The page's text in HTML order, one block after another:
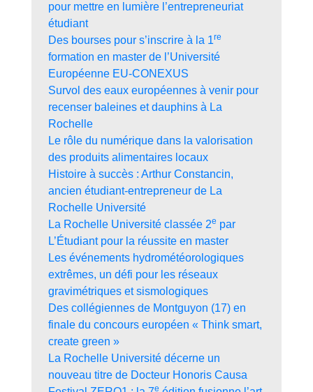
pour mettre en lumière l’entrepreneuriat
étudiant
Des bourses pour s’inscrire à la 1re
formation en master de l’Université
Européenne EU-CONEXUS
Survol des eaux européennes à venir pour
recenser baleines et dauphins à La
Rochelle
Le rôle du numérique dans la valorisation
des produits alimentaires locaux
Histoire à succès : Arthur Constancin,
ancien étudiant-entrepreneur de La
Rochelle Université
La Rochelle Université classée 2e par
L’Étudiant pour la réussite en master
Les événements hydrométéorologiques
extrêmes, un défi pour les réseaux
gravimétriques et sismologiques
Des collégiennes de Montguyon (17) en
finale du concours européen « Think smart,
create green »
La Rochelle Université décerne un
nouveau titre de Docteur Honoris Causa
e